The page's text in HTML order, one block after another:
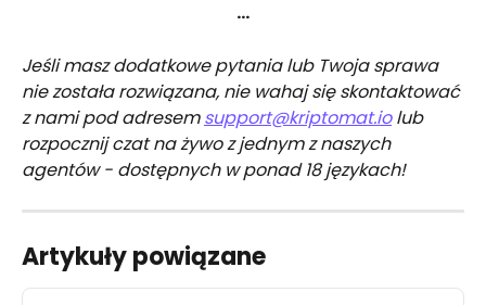
…
Jeśli masz dodatkowe pytania lub Twoja sprawa
nie została rozwiązana, nie wahaj się skontaktować
z nami pod adresem support@kriptomat.io lub
rozpocznij czat na żywo z jednym z naszych
agentów - dostępnych w ponad 18 językach!
Artykuły powiązane